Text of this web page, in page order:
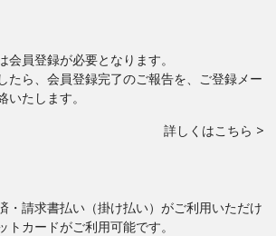
会員登録が必要となります。
たら、会員登録完了のご報告を、ご登録メー
いたします。
詳しくはこちら >
・請求書払い（掛け払い）がご利用いただけ
トカードがご利用可能です。